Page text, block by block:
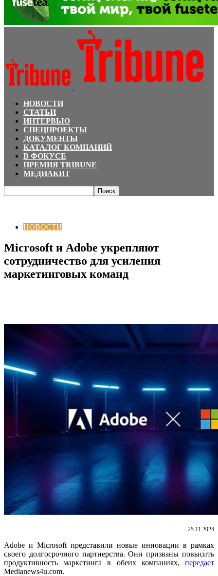
НОВОСТИ
СТАТЬИ
ИНТЕРВЬЮ
СПЕЦПРОЕКТЫ
ДОКУМЕНТЫ
КАТАЛОГ КОМПАНИЙ
В ФОКУСЕ
ПРЕМИЯ TRIBUNE
МЕДИАКИТ
НОВОСТИ
Microsoft и Adobe укрепляют
сотрудничество для усиления
маркетинговых команд
25.11.2024
Adobe и Microsoft представили новые инновации в рамках
своего долгосрочного партнерства. Они призваны повысить
продуктивность маркетинга в обеих компаниях, передает
Medianews4u.com.